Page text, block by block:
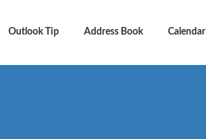
Outlook Tip Address Book Calendar